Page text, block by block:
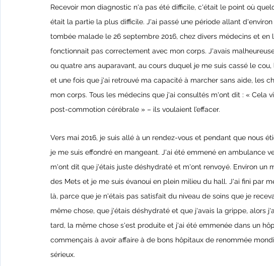
Recevoir mon diagnostic n'a pas été difficile, c'était le point où
était la partie la plus difficile. J'ai passé une période allant
tombée malade le 26 septembre 2016, chez divers médecins et
fonctionnait pas correctement avec mon corps. J'avais
ou quatre ans auparavant, au cours duquel je me suis cassé le
et une fois que j'ai retrouvé ma capacité à marcher sans aide, les
mon corps. Tous les médecins que j'ai consultés m'ont dit : « Cela
post-commotion cérébrale » – ils voulaient l’effacer.
Vers mai 2016, je suis allé à un rendez-vous et pendant que nous
je me suis effondré en mangeant. J'ai été emmené en ambulance
m'ont dit que j'étais juste déshydraté et m'ont renvoyé. Environ un
des Mets et je me suis évanoui en plein milieu du hall. J'ai fini par
là, parce que je n'étais pas satisfait du niveau de soins que je
même chose, que j'étais déshydraté et que j'avais la grippe, alors
tard, la même chose s'est produite et j'ai été emmenée dans un
commençais à avoir affaire à de bons hôpitaux de renommée
sérieux.